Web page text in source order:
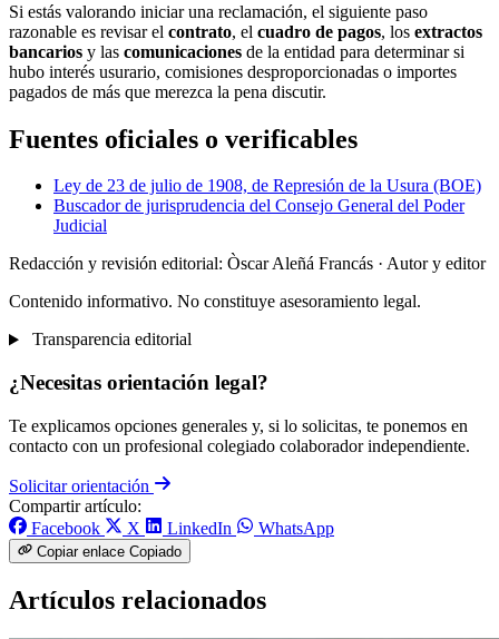
Si estás valorando iniciar una reclamación, el siguiente paso
razonable es revisar el contrato, el cuadro de pagos, los extractos
bancarios y las comunicaciones de la entidad para determinar si
hubo interés usurario, comisiones desproporcionadas o importes
pagados de más que merezca la pena discutir.
Fuentes oficiales o verificables
Ley de 23 de julio de 1908, de Represión de la Usura (BOE)
Buscador de jurisprudencia del Consejo General del Poder
Judicial
Redacción y revisión editorial: Òscar Aleñá Francás · Autor y editor
Contenido informativo. No constituye asesoramiento legal.
Transparencia editorial
¿Necesitas orientación legal?
Te explicamos opciones generales y, si lo solicitas, te ponemos en
contacto con un profesional colegiado colaborador independiente.
Solicitar orientación
Compartir artículo:
Facebook
X LinkedIn WhatsApp
Copiar enlace Copiado
Artículos relacionados